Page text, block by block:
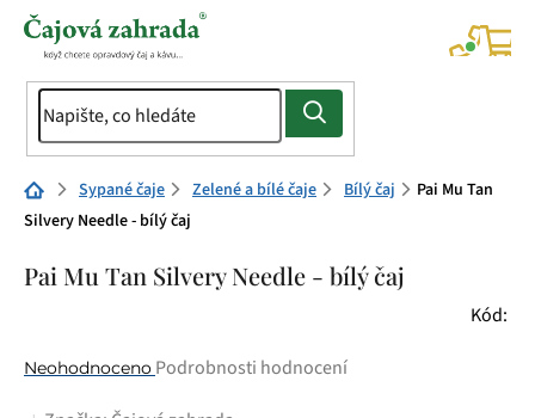
Přejít
Domů Sypané čaje Zelené a bílé čaje Bílý čaj
Pai Mu Tan
Silvery Needle - bílý čaj
Pai Mu Tan Silvery Needle - bílý čaj
Kód:
Průměrné
Neohodnoceno Podrobnosti hodnocení